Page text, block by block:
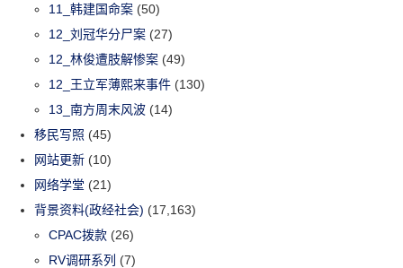
11_韩建国命案 (50)
12_刘冠华分尸案 (27)
12_林俊遭肢解惨案 (49)
12_王立军薄熙来事件 (130)
13_南方周末风波 (14)
移民写照 (45)
网站更新 (10)
网络学堂 (21)
背景资料(政经社会) (17,163)
CPAC拨款 (26)
RV调研系列 (7)